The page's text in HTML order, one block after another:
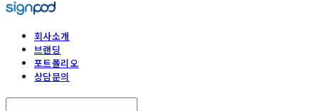
회사소개
브랜딩
포트폴리오
상담문의